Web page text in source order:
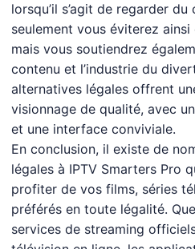
lorsqu’il s’agit de regarder
seulement vous éviterez
mais vous soutiendrez
contenu et l’industrie du
alternatives légales offrent
visionnage de qualité, avec
et une interface conviviale.
En conclusion, il existe de
légales à IPTV Smarters Pro
profiter de vos films, séries
préférés en toute légalité.
services de streaming